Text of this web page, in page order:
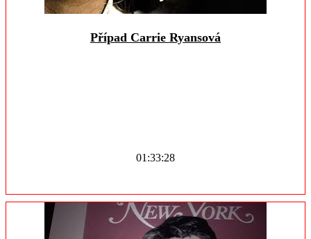
Případ Carrie Ryansová
01:33:28